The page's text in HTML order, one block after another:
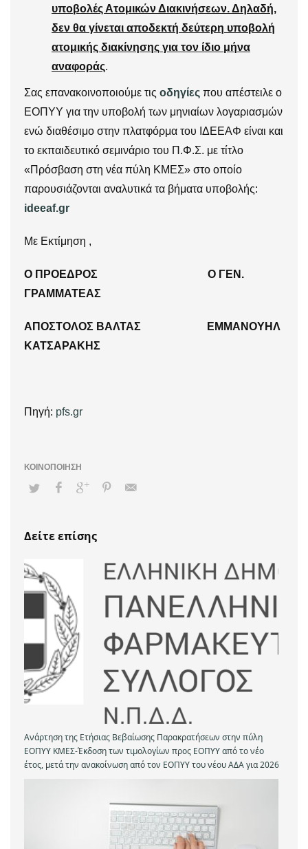
υποβολές Ατομικών Διακινήσεων. Δηλαδή,
δεν θα γίνεται αποδεκτή δεύτερη υποβολή
ατομικής διακίνησης για τον ίδιο μήνα
αναφοράς.
Σας επανακοινοποιούμε τις οδηγίες που απέστειλε ο
ΕΟΠΥΥ για την υποβολή των μηνιαίων λογαριασμών
ενώ διαθέσιμο στην πλατφόρμα του ΙΔΕΕΑΦ είναι και
το εκπαιδευτικό σεμινάριο του Π.Φ.Σ. με τίτλο
«Πρόσβαση στη νέα πύλη ΚΜΕΣ» στο οποίο
παρουσιάζονται αναλυτικά τα βήματα υποβολής:
ideeaf.gr
Με Εκτίμηση ,
Ο ΠΡΟΕΔΡΟΣ Ο ΓΕΝ.
ΓΡΑΜΜΑΤΕΑΣ
ΑΠΟΣΤΟΛΟΣ ΒΑΛΤΑΣ ΕΜΜΑΝΟΥΗΛ
ΚΑΤΣΑΡΑΚΗΣ
Πηγή: pfs.gr
Δείτε επίσης
Ανάρτηση της Ετήσιας Βεβαίωσης Παρακρατήσεων στην πύλη
ΕΟΠΥΥ ΚΜΕΣ-Έκδοση των τιμολογίων προς ΕΟΠΥΥ από το νέο
έτος, μετά την ανακοίνωση από τον ΕΟΠΥΥ του νέου ΑΔΑ για 2026